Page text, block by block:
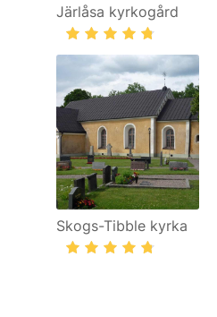
Järlåsa kyrkogård
Skogs-Tibble kyrka